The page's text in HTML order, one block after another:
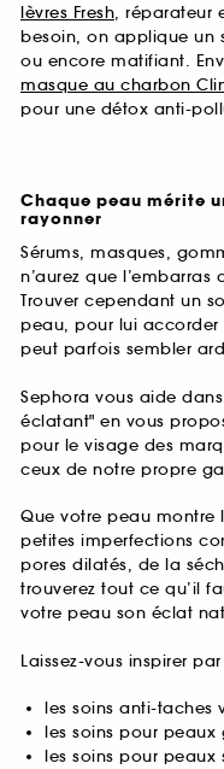
lèvres Fresh, réparateur
besoin, on applique un
ou encore matifiant.
masque au charbon
pour une détox anti-
Chaque peau mérite
rayonner
Sérums, masques,
n’aurez que
Trouver cependant un
peau, pour lui accorder
peut parfois sembler
Sephora vous aide
éclatant" en vous
pour le visage des
ceux de notre propre
Que votre peau montre
petites imperfections
pores dilatés, de la
trouverez tout ce qu’il
votre peau son éclat
Laissez-vous inspirer par
les soins anti-taches
les soins pour peaux
les soins pour peaux